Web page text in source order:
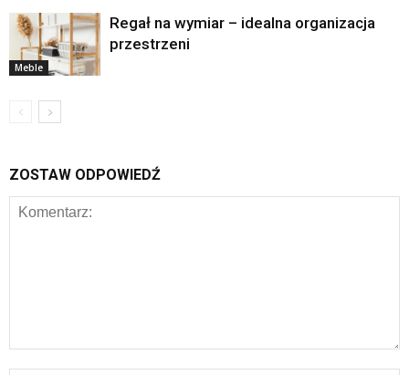
Meble
Regał na wymiar – idealna organizacja
przestrzeni
ZOSTAW ODPOWIEDŹ